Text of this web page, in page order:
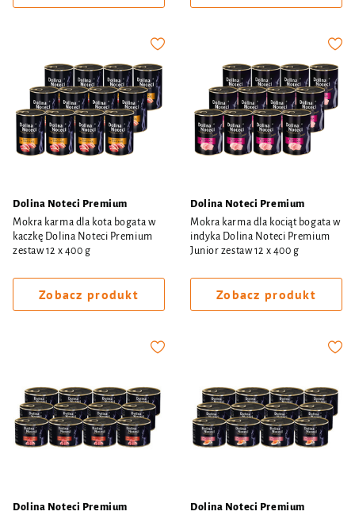
Dolina Noteci Premium
Mokra karma dla kota bogata w
kaczkę Dolina Noteci Premium
zestaw 12 x 400 g
Zobacz produkt
Dolina Noteci Premium
Mokra karma dla kociąt bogata w
indyka Dolina Noteci Premium
Junior zestaw 12 x 400 g
Zobacz produkt
Dolina Noteci Premium
Dolina Noteci Premium